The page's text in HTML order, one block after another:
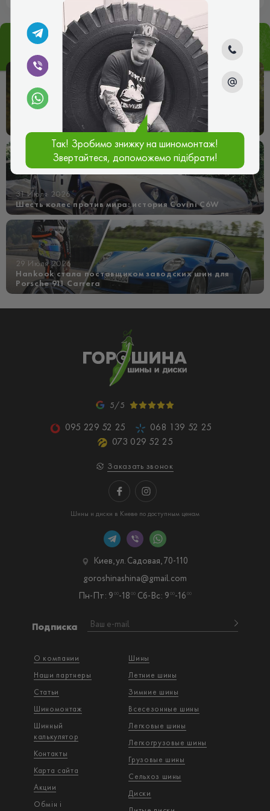
Статьи px Все статьи
05 Августа 2026
Goodyear представляет Vector All Season 4 – новое
поколение всесезонных шин
31 Июля 2026
Шесть колес против мира: история Covini C6W
29 Июля 2026
Hankook стала поставщиком заводских шин для
Porsche 911 Carrera
5/5
095 229 52 25
068 139 52 25
073 029 52 25
Заказать звонок
Шины и диски в Киеве по доступным ценам
О компании
Наши партнеры
Статьи
Шиномонтаж
Шинный
калькулятор
Контакты
Карта сайта
Акции
Обмін і
Шины
Летние шины
Зимние шины
Всесезонные шины
Легковые шины
Легкогрузовые шины
Грузовые шины
Сельхоз шины
Диски
Подписка
Киев, ул. Садовая, 70-110
Пн-Пт: 9 00-18 00 Сб-Вс: 9 00-16 00
goroshinashina@gmail.com
Так! Зробимо знижку на шиномонтаж!
Звертайтеся, допоможемо підібрати!